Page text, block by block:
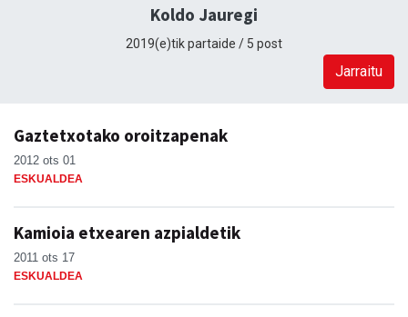
Koldo Jauregi
2019(e)tik partaide / 5 post
Jarraitu
Gaztetxotako oroitzapenak
2012 ots 01
ESKUALDEA
Kamioia etxearen azpialdetik
2011 ots 17
ESKUALDEA